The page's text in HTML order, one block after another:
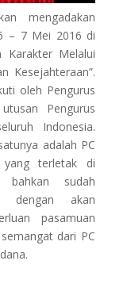
mengadakan
– 7 Mei 2016 di
Karakter Melalui
Kesejahteraan”.
oleh Pengurus
Pengurus
Indonesia.
adalah PC
yang terletak di
sudah
dengan akan
pasamuan
dari PC